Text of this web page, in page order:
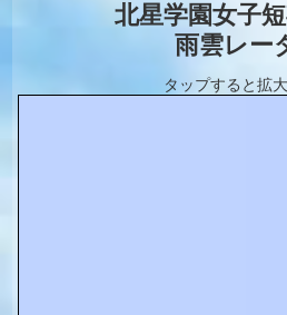
北星学園女子
雨雲レー
タップすると拡